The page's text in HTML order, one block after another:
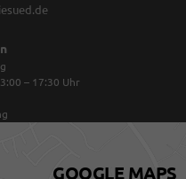
– 17:30 Uhr
GOOGLE MAPS